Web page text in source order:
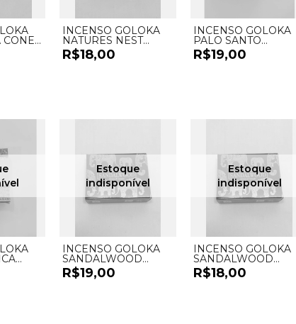
CONES
INCENSO GOLOKA
NATURES NEST
CONES - UND
R$18,00
INCENSO GOLOKA
PALO SANTO
CASCATA - UND
R$19,00
INCENSO GOLOKA
SANDALWOOD
CASCATA - UND
R$19,00
INCENSO GOLOKA
SANDALWOOD
CONES - UND
R$18,00